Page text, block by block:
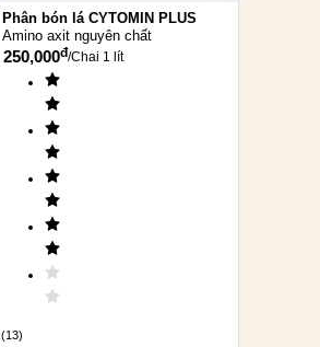
Phân bón lá CYTOMIN PLUS
Amino axit nguyên chất
250,000đ/Chai 1 lít
(13)